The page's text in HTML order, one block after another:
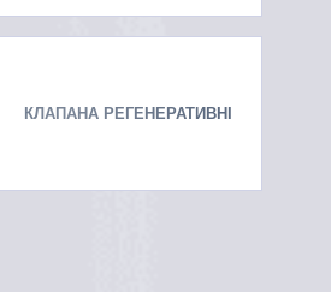
КЛАПАНА РЕГЕНЕРАТИВНІ